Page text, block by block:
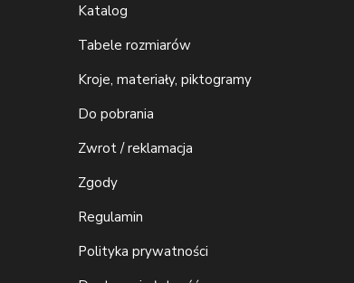
Katalog
Tabele rozmiarów
Kroje, materiały, piktogramy
Do pobrania
Zwrot / reklamacja
Zgody
Regulamin
Polityka prywatności